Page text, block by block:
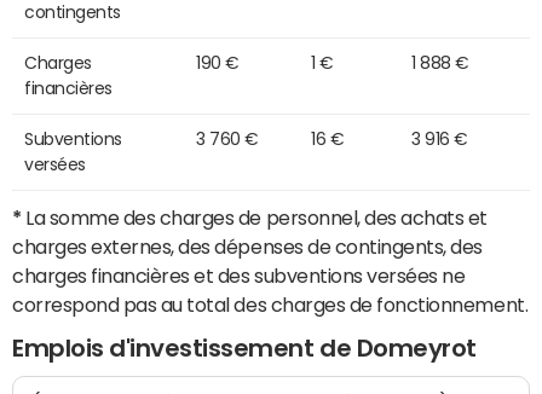
contingents
Charges
financières
190 € 1 € 1 888 €
Subventions
versées
3 760 € 16 € 3 916 €
* La somme des charges de personnel, des achats et
charges externes, des dépenses de contingents, des
charges financières et des subventions versées ne
correspond pas au total des charges de fonctionnement.
Emplois d'investissement de Domeyrot